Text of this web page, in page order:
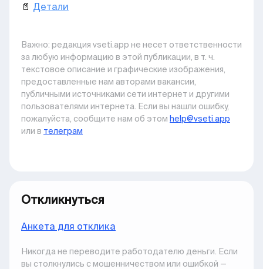
📄 Детали
Важно: pедакция vseti.app не несет ответственности
за любую информацию в этой публикации, в т. ч.
текстовое описание и графические изображения,
предоставленные нам авторами вакансии,
публичными источниками сети интернет и другими
пользователями интернета. Если вы нашли ошибку,
пожалуйста, сообщите нам об этом help@vseti.app
или в телеграм
Откликнуться
Анкета для отклика
Никогда не переводите работодателю деньги. Если
вы столкнулись с мошенничеством или ошибкой —